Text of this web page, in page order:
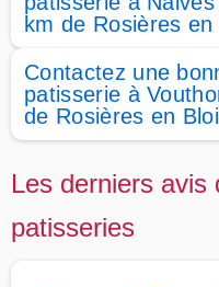
km de Rosières en
Contactez une
patisserie à
de Rosières en
Les derniers avis
patisseries